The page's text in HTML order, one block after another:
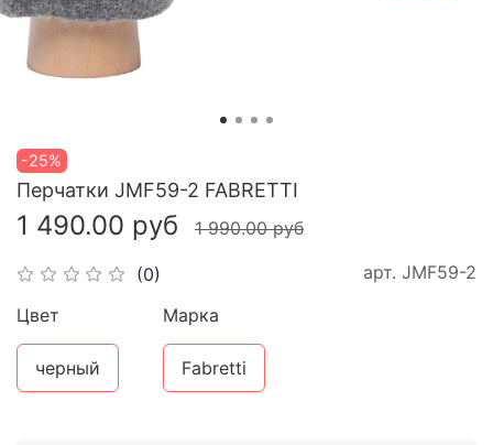
-25%
(0) арт. JMF59-2
Перчатки JMF59-2 FABRETTI
1 490.00 руб 1 990.00 руб
Цвет
черный
Марка
Fabretti